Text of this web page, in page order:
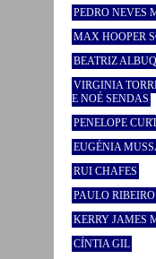
PEDRO NEVES
MAX HOOPER
BEATRIZ
VIRGINIA
E NOÉ SENDAS
PENELOPE
EUGÉNIA
RUI CHAFES
PAULO RIBEIRO
KERRY JAMES
CÍNTIA GIL